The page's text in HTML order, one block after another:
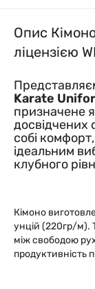
Опис
ліцензією
Karate
призначене
досвідчених
собі комфорт,
ідеальним
клубного
Кімоно
унцій (220гр/м).
між свободою
продуктивність